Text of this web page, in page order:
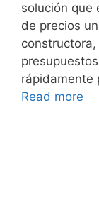
solución que
de precios
rápidamente
Read more